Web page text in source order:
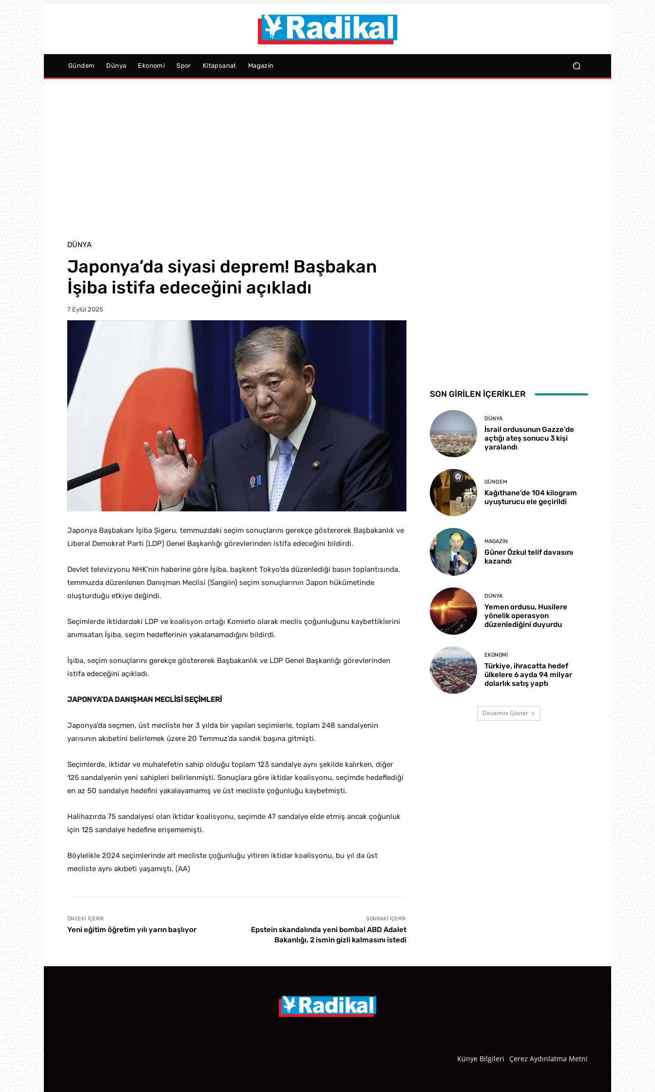
Gündem Dünya Ekonomi Spor Kitapsanat Magazin
DÜNYA
Japonya’da siyasi deprem! Başbakan
İşiba istifa edeceğini açıkladı
7 Eylül 2025
Japonya Başbakanı İşiba Şigeru, temmuzdaki seçim sonuçlarını gerekçe göstererek Başbakanlık ve
Liberal Demokrat Parti (LDP) Genel Başkanlığı görevlerinden istifa edeceğini bildirdi.
Devlet televizyonu NHK’nin haberine göre İşiba, başkent Tokyo’da düzenlediği basın toplantısında,
temmuzda düzenlenen Danışman Meclisi (Sangiin) seçim sonuçlarının Japon hükümetinde
oluşturduğu etkiye değindi.
Seçimlerde iktidardaki LDP ve koalisyon ortağı Komieto olarak meclis çoğunluğunu kaybettiklerini
anımsatan İşiba, seçim hedeflerinin yakalanamadığını bildirdi.
İşiba, seçim sonuçlarını gerekçe göstererek Başbakanlık ve LDP Genel Başkanlığı görevlerinden
istifa edeceğini açıkladı.
JAPONYA’DA DANIŞMAN MECLİSİ SEÇİMLERİ
Japonya’da seçmen, üst mecliste her 3 yılda bir yapılan seçimlerle, toplam 248 sandalyenin
yarısının akıbetini belirlemek üzere 20 Temmuz’da sandık başına gitmişti.
Seçimlerde, iktidar ve muhalefetin sahip olduğu toplam 123 sandalye aynı şekilde kalırken, diğer
125 sandalyenin yeni sahipleri belirlenmişti. Sonuçlara göre iktidar koalisyonu, seçimde hedeflediği
en az 50 sandalye hedefini yakalayamamış ve üst mecliste çoğunluğu kaybetmişti.
Halihazırda 75 sandalyesi olan iktidar koalisyonu, seçimde 47 sandalye elde etmiş ancak çoğunluk
için 125 sandalye hedefine erişememişti.
Böylelikle 2024 seçimlerinde alt mecliste çoğunluğu yitiren iktidar koalisyonu, bu yıl da üst
mecliste aynı akıbeti yaşamıştı. (AA)
ÖNCEKI İÇERIK
Yeni eğitim öğretim yılı yarın başlıyor
SONRAKI İÇERIK
Epstein skandalında yeni bomba! ABD Adalet
Bakanlığı, 2 ismin gizli kalmasını istedi
SON GİRİLEN İÇERİKLER
DÜNYA
İsrail ordusunun Gazze’de
açtığı ateş sonucu 3 kişi
yaralandı
GÜNDEM
Kağıthane’de 104 kilogram
uyuşturucu ele geçirildi
MAGAZIN
Güner Özkul telif davasını
kazandı
DÜNYA
Yemen ordusu, Husilere
yönelik operasyon
düzenlediğini duyurdu
EKONOMI
Türkiye, ihracatta hedef
ülkelere 6 ayda 94 milyar
dolarlık satış yaptı
Devamını Göster
Künye Bilgileri Çerez Aydınlatma Metni